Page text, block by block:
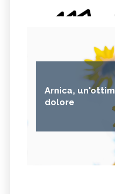
Arnica,
dolore